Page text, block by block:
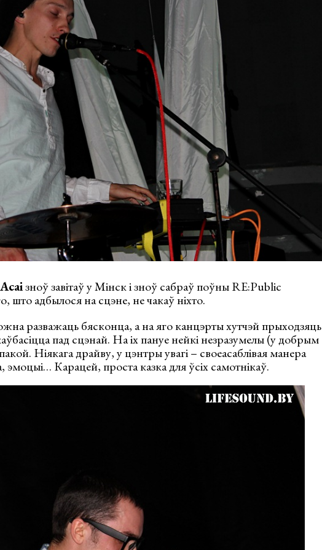
Асаізноў завітаў у Мінск і зноў сабраў поўны RE:Public
што адбылося на сцэне, не чакаў ніхто.
разважаць бясконца, а на яго канцэрты хутчэй прыходзяць
пад сцэнай. На іх пануе нейкі незразумелы (у добрым
Ніякага драйву, у цэнтры увагі – своеасаблівая манера
эмоцыі… Карацей, проста казка для ўсіх самотнікаў.